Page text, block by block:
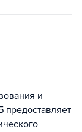
и
предоставляет